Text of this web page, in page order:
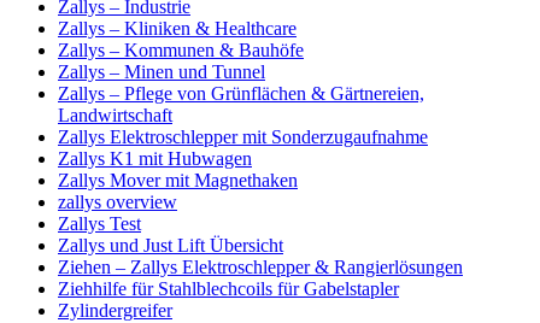
Zallys – Industrie
Zallys – Kliniken & Healthcare
Zallys – Kommunen & Bauhöfe
Zallys – Minen und Tunnel
Zallys – Pflege von Grünflächen & Gärtnereien,
Landwirtschaft
Zallys Elektroschlepper mit Sonderzugaufnahme
Zallys K1 mit Hubwagen
Zallys Mover mit Magnethaken
zallys overview
Zallys Test
Zallys und Just Lift Übersicht
Ziehen – Zallys Elektroschlepper & Rangierlösungen
Ziehhilfe für Stahlblechcoils für Gabelstapler
Zylindergreifer